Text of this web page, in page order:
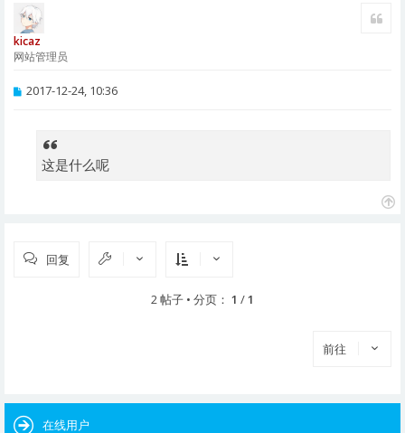
kicaz
网站管理员
帖
2017-12-24, 10:36
这是什么呢
回复
2 帖子 • 分页： 1 /1
前往
在线用户